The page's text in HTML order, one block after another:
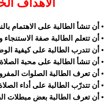
الاهداف
• أن تنشأ الطالبة على الاهتمام
• أن تتعلم الطالبة صفة الاستنجاء
• أن تتدرب الطالبة على كيفية
• أن تنشأ الطالبة على محبة
• أن تعرف الطالبة الصلوات
• أن تتدرّب الطالبة على أداء
• أن تعرف الطالبة بعض مبطلات